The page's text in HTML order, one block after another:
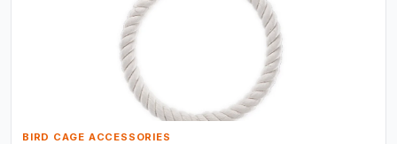
BIRD CAGE ACCESSORIES